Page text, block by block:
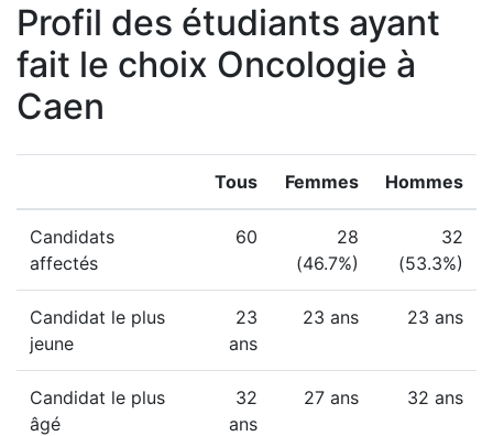
Profil des étudiants ayant
fait le choix Oncologie à
Caen
Tous Femmes Hommes
Candidats
affectés
60
28
(46.7%)
32
(53.3%)
Candidat le plus
jeune
23
ans
23 ans 23 ans
Candidat le plus
âgé
32
ans
27 ans 32 ans